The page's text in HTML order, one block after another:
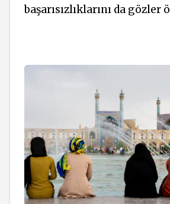
başarısızlıklarını da gözler